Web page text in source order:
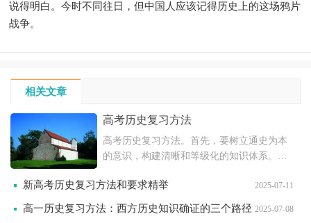
说得明白。今时不同往日，但中国人应该记得历史上的这场鸦片
战争。
相关文章
高考历史复习方法
高考历史复习方法。首先，要树立通史为本
的意识，构建清晰和等级化的知识体系。其
的讲话等进行突破。通过准备五六个重点知
识，可以帮助学生有效整理知识并应对考
试。
2025-07-11
新高考历史复习方法和要求精举
2025-07-08
高一历史复习方法：西方历史知识确证的三个路径